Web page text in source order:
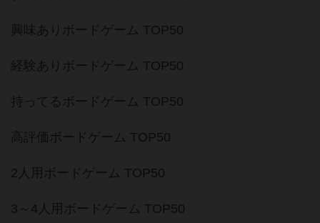
興味ありボードゲーム TOP50
経験ありボードゲーム TOP50
持ってるボードゲーム TOP50
高評価ボードゲーム TOP50
2人用ボードゲーム TOP50
3～4人用ボードゲーム TOP50